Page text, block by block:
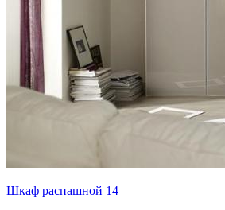
Шкаф распашной 14